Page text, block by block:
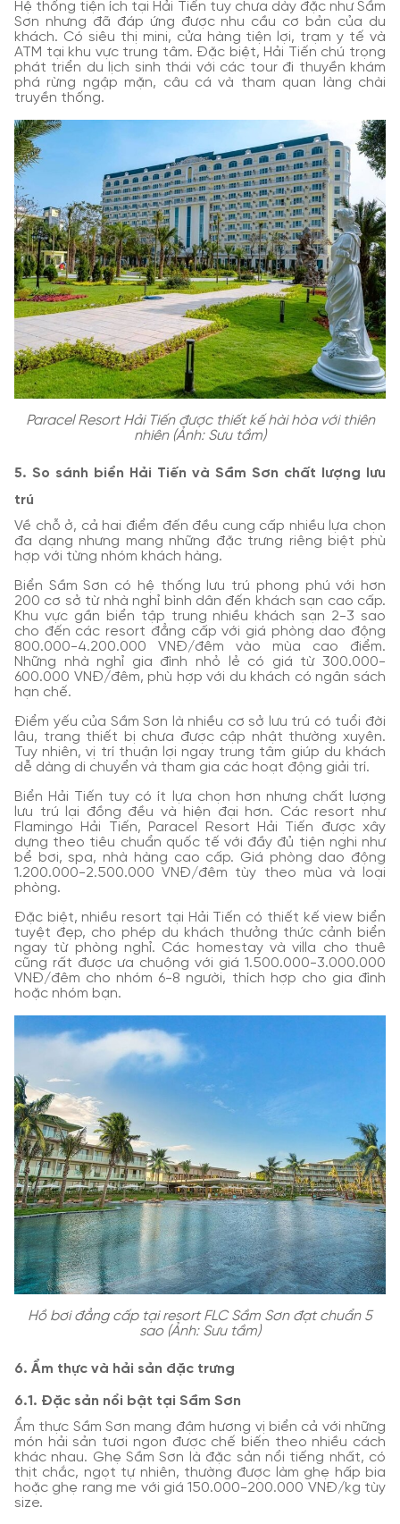
Hệ thống tiện ích tại Hải Tiến tuy chưa dày đặc như Sầm
Sơn nhưng đã đáp ứng được nhu cầu cơ bản của du
khách. Có siêu thị mini, cửa hàng tiện lợi, trạm y tế và
ATM tại khu vực trung tâm. Đặc biệt, Hải Tiến chú trọng
phát triển du lịch sinh thái với các tour đi thuyền khám
phá rừng ngập mặn, câu cá và tham quan làng chài
truyền thống.
Paracel Resort Hải Tiến được thiết kế hài hòa với thiên
nhiên (Ảnh: Sưu tầm)
5. So sánh biển Hải Tiến và Sầm Sơn chất lượng lưu
trú
Về chỗ ở, cả hai điểm đến đều cung cấp nhiều lựa chọn
đa dạng nhưng mang những đặc trưng riêng biệt phù
hợp với từng nhóm khách hàng.
Biển Sầm Sơn có hệ thống lưu trú phong phú với hơn
200 cơ sở từ nhà nghỉ bình dân đến khách sạn cao cấp.
Khu vực gần biển tập trung nhiều khách sạn 2-3 sao
cho đến các resort đẳng cấp với giá phòng dao động
800.000-4.200.000 VNĐ/đêm vào mùa cao điểm.
Những nhà nghỉ gia đình nhỏ lẻ có giá từ 300.000-
600.000 VNĐ/đêm, phù hợp với du khách có ngân sách
hạn chế.
Điểm yếu của Sầm Sơn là nhiều cơ sở lưu trú có tuổi đời
lâu, trang thiết bị chưa được cập nhật thường xuyên.
Tuy nhiên, vị trí thuận lợi ngay trung tâm giúp du khách
dễ dàng di chuyển và tham gia các hoạt động giải trí.
Biển Hải Tiến tuy có ít lựa chọn hơn nhưng chất lượng
lưu trú lại đồng đều và hiện đại hơn. Các resort như
Flamingo Hải Tiến, Paracel Resort Hải Tiến được xây
dựng theo tiêu chuẩn quốc tế với đầy đủ tiện nghi như
bể bơi, spa, nhà hàng cao cấp. Giá phòng dao động
1.200.000-2.500.000 VNĐ/đêm tùy theo mùa và loại
phòng.
Đặc biệt, nhiều resort tại Hải Tiến có thiết kế view biển
tuyệt đẹp, cho phép du khách thưởng thức cảnh biển
ngay từ phòng nghỉ. Các homestay và villa cho thuê
cũng rất được ưa chuộng với giá 1.500.000-3.000.000
VNĐ/đêm cho nhóm 6-8 người, thích hợp cho gia đình
hoặc nhóm bạn.
Hồ bơi đẳng cấp tại resort FLC Sầm Sơn đạt chuẩn 5
sao (Ảnh: Sưu tầm)
6. Ẩm thực và hải sản đặc trưng
6.1. Đặc sản nổi bật tại Sầm Sơn
Ẩm thực Sầm Sơn mang đậm hương vị biển cả với những
món hải sản tươi ngon được chế biến theo nhiều cách
khác nhau. Ghẹ Sầm Sơn là đặc sản nổi tiếng nhất, có
thịt chắc, ngọt tự nhiên, thường được làm ghẹ hấp bia
hoặc ghẹ rang me với giá 150.000-200.000 VNĐ/kg tùy
size.